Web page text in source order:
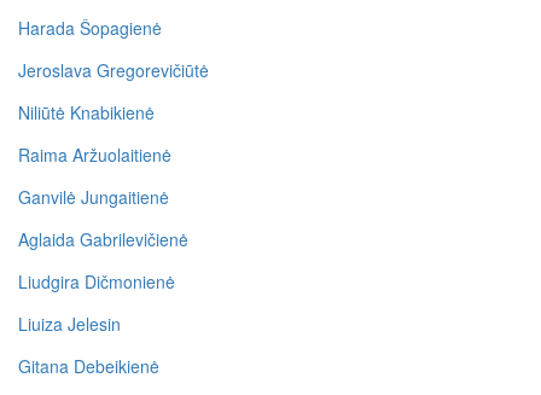
Harada Šopagienė
Jeroslava Gregorevičiūtė
Niliūtė Knabikienė
Raima Aržuolaitienė
Ganvilė Jungaitienė
Aglaida Gabrilevičienė
Liudgira Dičmonienė
Liuiza Jelesin
Gitana Debeikienė